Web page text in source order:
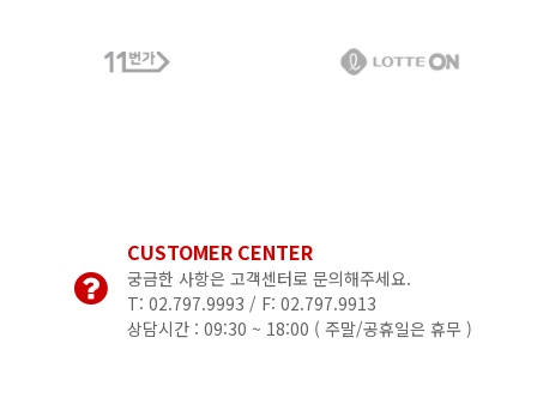
CUSTOMER CENTER
궁금한 사항은 고객센터로 문의해주세요.
T: 02.797.9993 / F: 02.797.9913
상담시간 : 09:30 ~ 18:00 ( 주말/공휴일은 휴무 )